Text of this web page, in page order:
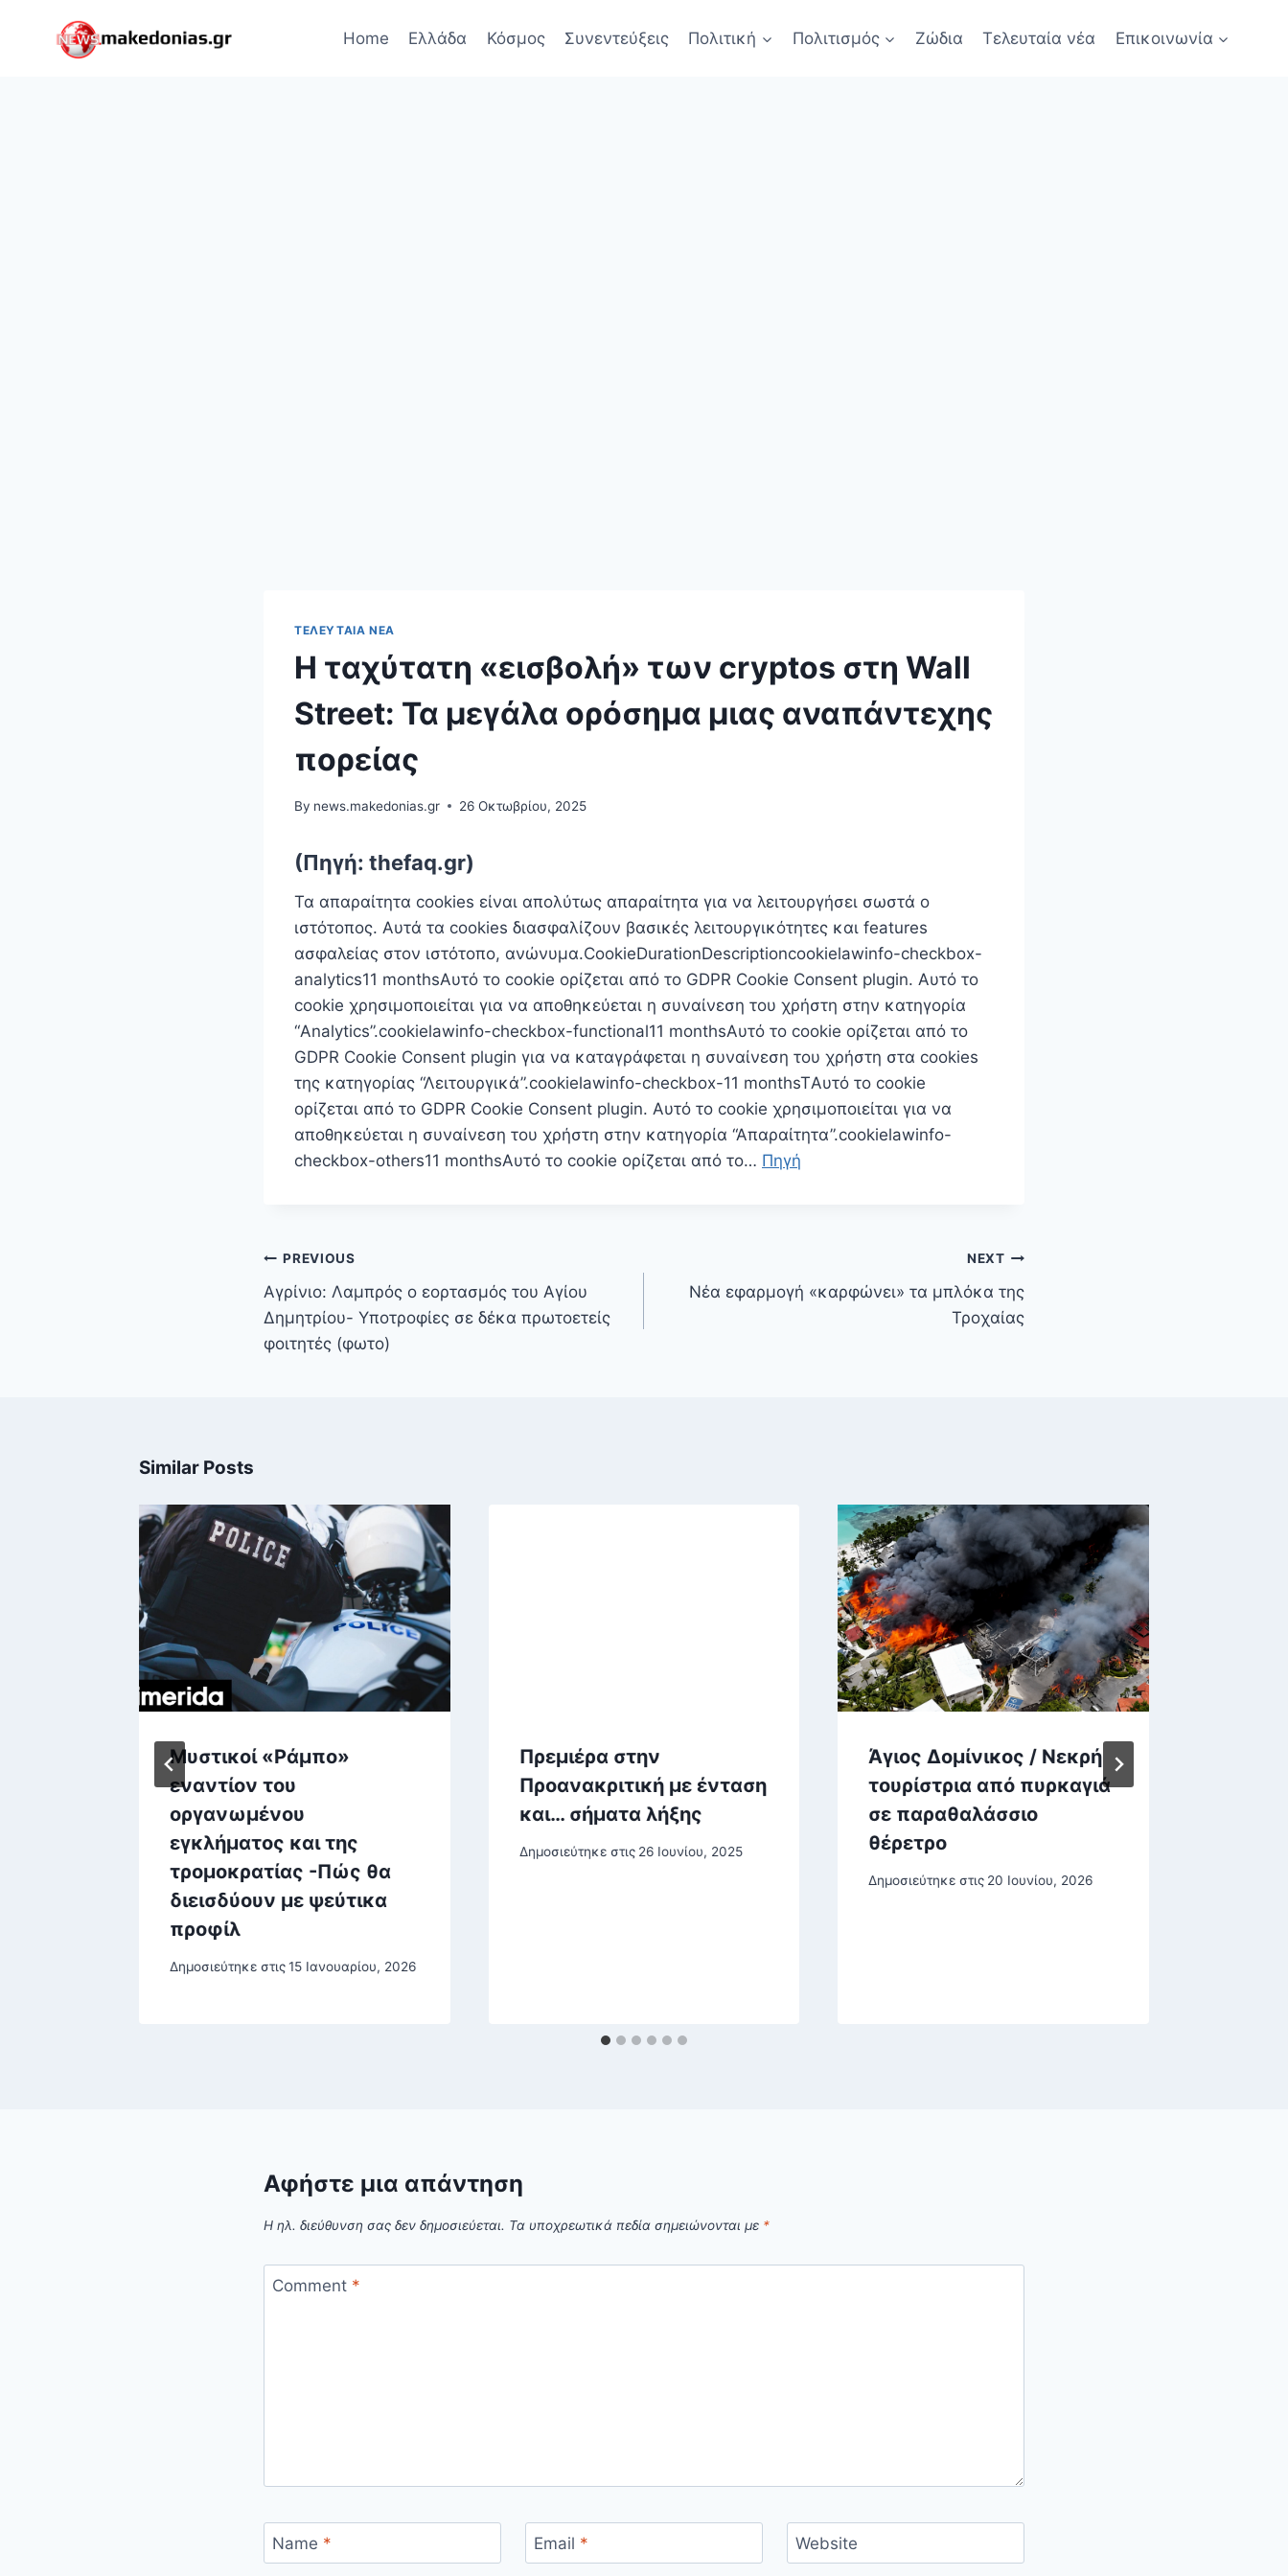
Home Ελλάδα Κόσμος Συνεντεύξεις Πολιτική Πολιτισμός Ζώδια Τελευταία νέα Επικοινωνία
ΤΕΛΕΥΤΑΊΑ ΝΈΑ
Η ταχύτατη «εισβολή» των cryptos στη Wall
Street: Τα μεγάλα ορόσημα μιας αναπάντεχης
πορείας
By news.makedonias.gr 26 Οκτωβρίου, 2025
(Πηγή: thefaq.gr)
Τα απαραίτητα cookies είναι απoλύτως απαραίτητα για να λειτουργήσει σωστά ο
ιστότοπος. Αυτά τα cookies διασφαλίζουν βασικές λειτουργικότητες και features
ασφαλείας στον ιστότοπο, ανώνυμα.CookieDurationDescriptioncookielawinfo-checkbox-
analytics11 monthsΑυτό το cookie ορίζεται από το GDPR Cookie Consent plugin. Αυτό το
cookie χρησιμοποιείται για να αποθηκεύεται η συναίνεση του χρήστη στην κατηγορία
“Analytics”.cookielawinfo-checkbox-functional11 monthsΑυτό το cookie ορίζεται από το
GDPR Cookie Consent plugin για να καταγράφεται η συναίνεση του χρήστη στα cookies
της κατηγορίας “Λειτουργικά”.cookielawinfo-checkbox-11 monthsTΑυτό το cookie
ορίζεται από το GDPR Cookie Consent plugin. Αυτό το cookie χρησιμοποιείται για να
αποθηκεύεται η συναίνεση του χρήστη στην κατηγορία “Απαραίτητα”.cookielawinfo-
checkbox-others11 monthsΑυτό το cookie ορίζεται από το… Πηγή
Πλοήγηση
άρθρων
PREVIOUS
Αγρίνιο: Λαμπρός ο εορτασμός του Αγίου
Δημητρίου- Υποτροφίες σε δέκα πρωτοετείς
φοιτητές (φωτο)
NEXT
Νέα εφαρμογή «καρφώνει» τα μπλόκα της
Τροχαίας
Similar Posts
Μυστικοί «Ράμπο»
εναντίον του
οργανωμένου
εγκλήματος και της
τρομοκρατίας -Πώς θα
διεισδύουν με ψεύτικα
προφίλ
Δημοσιεύτηκε στις15 Ιανουαρίου, 2026
Πρεμιέρα στην
Προανακριτική με ένταση
και… σήματα λήξης
Δημοσιεύτηκε στις 26 Ιουνίου, 2025
Άγιος Δομίνικος / Νεκρή
τουρίστρια από πυρκαγιά
σε παραθαλάσσιο
θέρετρο
Δημοσιεύτηκε στις 20 Ιουνίου, 2026
Αφήστε μια απάντηση
Η ηλ. διεύθυνση σας δεν δημοσιεύεται. Τα υποχρεωτικά πεδία σημειώνονται με *
Comment *
Name * Email * Website